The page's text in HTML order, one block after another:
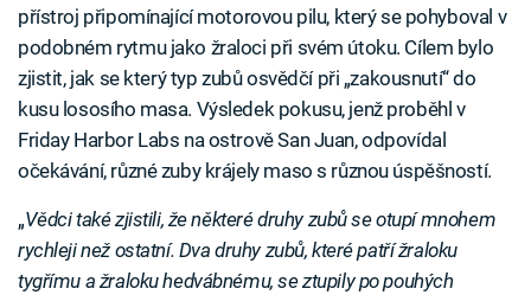
přístroj připomínající motorovou pilu, který se pohyboval v
podobném rytmu jako žraloci při svém útoku. Cílem bylo
zjistit, jak se který typ zubů osvědčí při „zakousnutí“ do
kusu lososího masa. Výsledek pokusu, jenž proběhl v
Friday Harbor Labs na ostrově San Juan, odpovídal
očekávání, různé zuby krájely maso s různou úspěšností.
„Vědci také zjistili, že některé druhy zubů se otupí mnohem
rychleji než ostatní. Dva druhy zubů, které patří žraloku
tygřímu a žraloku hedvábnému, se ztupily po pouhých